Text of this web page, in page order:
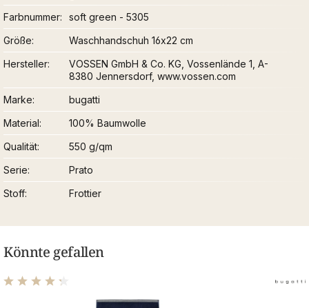
Farbnummer
soft green - 5305
Größe
Waschhandschuh 16x22 cm
Hersteller
VOSSEN GmbH & Co. KG, Vossenlände 1, A-
8380 Jennersdorf, www.vossen.com
Marke
bugatti
Material
100% Baumwolle
Qualität
550 g/qm
Serie
Prato
Stoff
Frottier
Könnte gefallen
Durchschnittliche Bewertung von 4.31 von 5 Sternen